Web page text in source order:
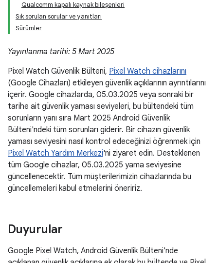
Qualcomm kapalı kaynak bileşenleri
Sık sorulan sorular ve yanıtları
Sürümler
Yayınlanma tarihi: 5 Mart 2025
Pixel Watch Güvenlik Bülteni, Pixel Watch cihazlarını
(Google Cihazları) etkileyen güvenlik açıklarının ayrıntılarını
içerir. Google cihazlarda, 05.03.2025 veya sonraki bir
tarihe ait güvenlik yaması seviyeleri, bu bültendeki tüm
sorunların yanı sıra Mart 2025 Android Güvenlik
Bülteni'ndeki tüm sorunları giderir. Bir cihazın güvenlik
yaması seviyesini nasıl kontrol edeceğinizi öğrenmek için
Pixel Watch Yardım Merkezi'ni ziyaret edin. Desteklenen
tüm Google cihazlar, 05.03.2025 yama seviyesine
güncellenecektir. Tüm müşterilerimizin cihazlarında bu
güncellemeleri kabul etmelerini öneririz.
Duyurular
Google Pixel Watch, Android Güvenlik Bülteni'nde